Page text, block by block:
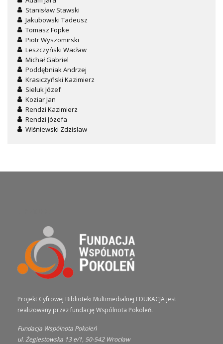
Stanisław Stawski
Jakubowski Tadeusz
Tomasz Fopke
Piotr Wyszomirski
Leszczyński Wacław
Michał Gabriel
Poddębniak Andrzej
Krasiczyński Kazimierz
Sieluk Józef
Koziar Jan
Rendzi Kazimierz
Rendzi Józefa
Wiśniewski Zdzislaw
Projekt Cyfrowej Biblioteki Multimedialnej EDUKACJA jest
realizowany przez fundację Wspólnota Pokoleń.
Fundacja Wspólnota Pokoleń
ul. Żegiestowska 13 e/1, 50-542 Wrocław